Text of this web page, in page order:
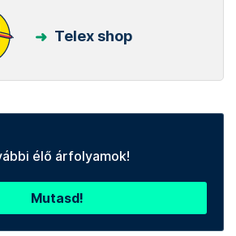
Telex shop
élő árfolyamok!
Mutasd!